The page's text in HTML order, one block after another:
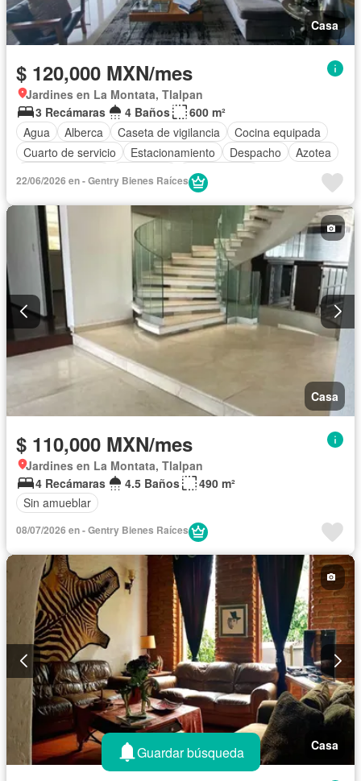
Casa
$ 120,000 MXN/mes
Jardines en La Montata, Tlalpan
3 Recámaras
4 Baños
600 m²
Agua
Alberca Caseta de vigilancia
Cocina equipada
Cuarto de servicio
Estacionamiento Despacho
Azotea
Sin amueblar
22/06/2026 en - Gentry Bienes Raíces
Casa
$ 110,000 MXN/mes
Jardines en La Montata, Tlalpan
4 Recámaras
4.5 Baños
490 m²
Sin amueblar
08/07/2026 en - Gentry Bienes Raíces
Casa
Guardar búsqueda